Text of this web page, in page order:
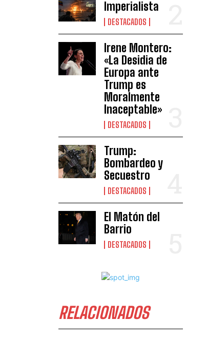
Imperialista
DESTACADOS
Irene Montero:
«La Desidia de
Europa ante
Trump es
Moralmente
Inaceptable»
DESTACADOS
Trump:
Bombardeo y
Secuestro
DESTACADOS
El Matón del
Barrio
DESTACADOS
RELACIONADOS